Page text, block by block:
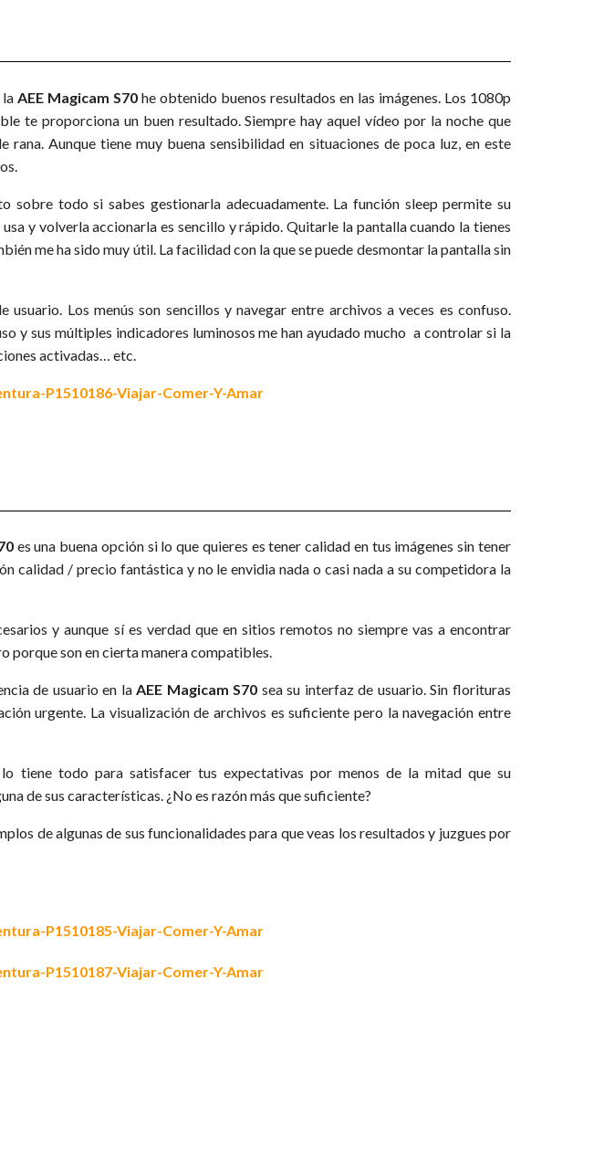
AEE Magicam S70 he obtenido buenos resultados en las imágenes. Los 1080p
te proporciona un buen resultado. Siempre hay aquel vídeo por la noche que
rana. Aunque tiene muy buena sensibilidad en situaciones de poca luz, en este
sobre todo si sabes gestionarla adecuadamente. La función sleep permite su
y volverla accionarla es sencillo y rápido. Quitarle la pantalla cuando la tienes
me ha sido muy útil. La facilidad con la que se puede desmontar la pantalla sin
usuario. Los menús son sencillos y navegar entre archivos a veces es confuso.
y sus múltiples indicadores luminosos me han ayudado mucho a controlar si la
activadas… etc.
es una buena opción si lo que quieres es tener calidad en tus imágenes sin tener
calidad / precio fantástica y no le envidia nada o casi nada a su competidora la
y aunque sí es verdad que en sitios remotos no siempre vas a encontrar
porque son en cierta manera compatibles.
de usuario en laAEE Magicam S70 sea su interfaz de usuario. Sin florituras
urgente. La visualización de archivos es suficiente pero la navegación entre
lo tiene todo para satisfacer tus expectativas por menos de la mitad que su
de sus características. ¿No es razón más que suficiente?
de algunas de sus funcionalidades para que veas los resultados y juzgues por